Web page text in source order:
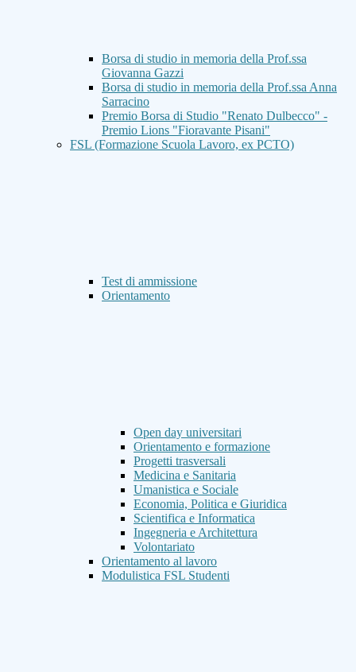
Borsa di studio in memoria della Prof.ssa
Giovanna Gazzi
Borsa di studio in memoria della Prof.ssa Anna
Sarracino
Premio Borsa di Studio "Renato Dulbecco" -
Premio Lions "Fioravante Pisani"
FSL (Formazione Scuola Lavoro, ex PCTO)
Test di ammissione
Orientamento
Open day universitari
Orientamento e formazione
Progetti trasversali
Medicina e Sanitaria
Umanistica e Sociale
Economia, Politica e Giuridica
Scientifica e Informatica
Ingegneria e Architettura
Volontariato
Orientamento al lavoro
Modulistica FSL Studenti